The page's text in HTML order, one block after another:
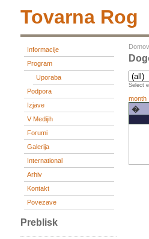
Tovarna Rog
Informacije
Program
Uporaba
Podpora
Izjave
V Medijih
Forumi
Galerija
International
Arhiv
Kontakt
Povezave
Preblisk
Domov
Select
month
�